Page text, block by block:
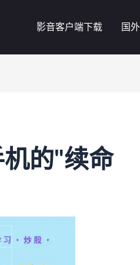
影音客户端下载 国
的"续命